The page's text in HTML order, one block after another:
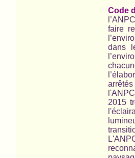
Code
faire
dans
2015